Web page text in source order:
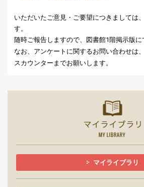
いただいたご意見・ご要望につきましては
す。
随時ご報告しますので、図書館1階掲示版に
なお、アンケートに関するお問い合わせは、
スカウンターまでお願いします。
マイライブラリ